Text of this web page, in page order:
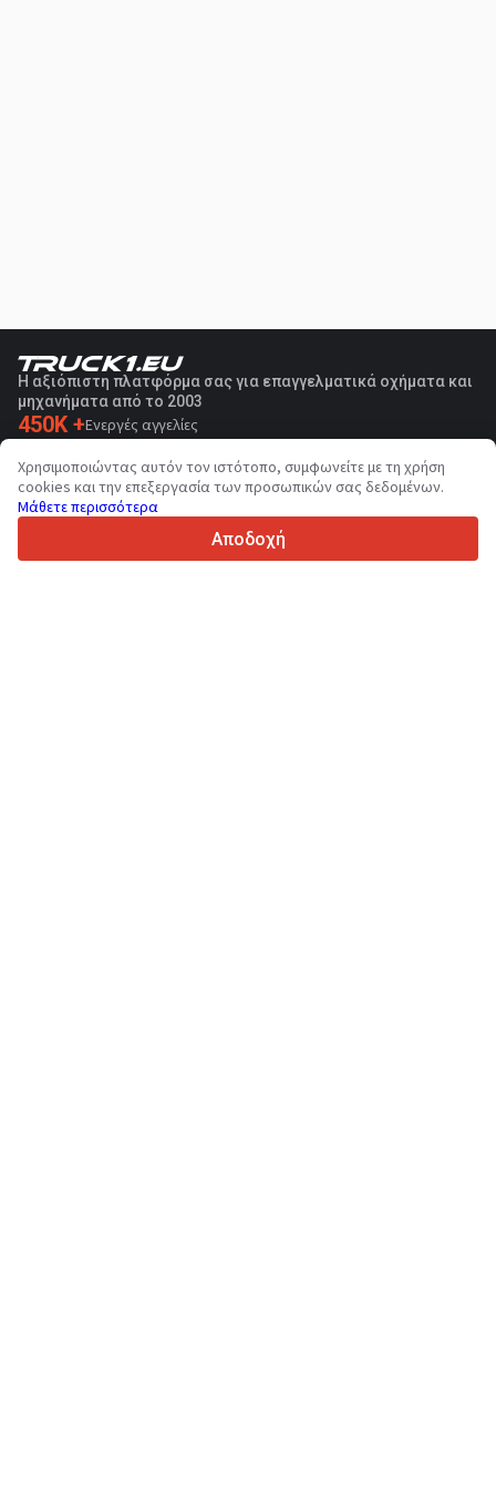
Η αξιόπιστη πλατφόρμα σας για επαγγελματικά οχήματα και
μηχανήματα από το 2003
450K +Ενεργές αγγελίες
36Υποστηριζόμενες γλώσσες
4.7/5
Χρησιμοποιώντας αυτόν τον ιστότοπο, συμφωνείτε με τη χρήση
cookies και την επεξεργασία των προσωπικών σας δεδομένων.
Μάθετε περισσότερα
Αποδοχή